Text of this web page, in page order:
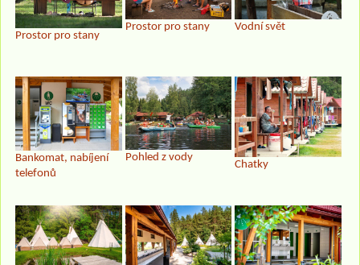
Prostor pro stany
Prostor pro stany Vodní svět
Bankomat, nabíjení
telefonů
Pohled z vody
Chatky